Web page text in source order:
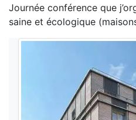
Journée conférence que
saine et écologique